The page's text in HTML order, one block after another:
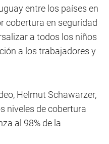
entre los países en
cobertura en seguridad
a todos los niños
a los trabajadores y
Helmut Schawarzer,
niveles de cobertura
al 98% de la